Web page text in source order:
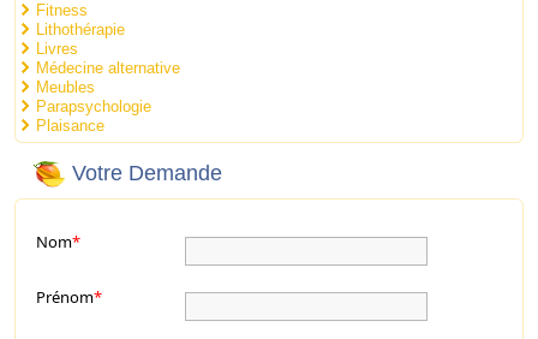
Fitness
Lithothérapie
Livres
Médecine alternative
Meubles
Parapsychologie
Plaisance
Votre Demande
Nom*
Prénom*